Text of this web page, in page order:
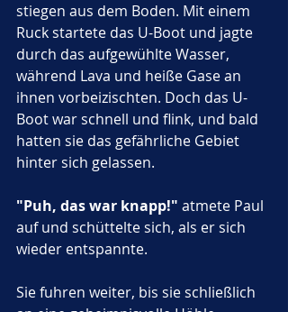
stiegen aus dem Boden. Mit einem
Ruck startete das U-Boot und jagte
durch das aufgewühlte Wasser,
während Lava und heiße Gase an
ihnen vorbeizischten. Doch das U-
Boot war schnell und flink, und bald
hatten sie das gefährliche Gebiet
hinter sich gelassen.
"Puh, das war knapp!" atmete Paul
auf und schüttelte sich, als er sich
wieder entspannte.
Sie fuhren weiter, bis sie schließlich